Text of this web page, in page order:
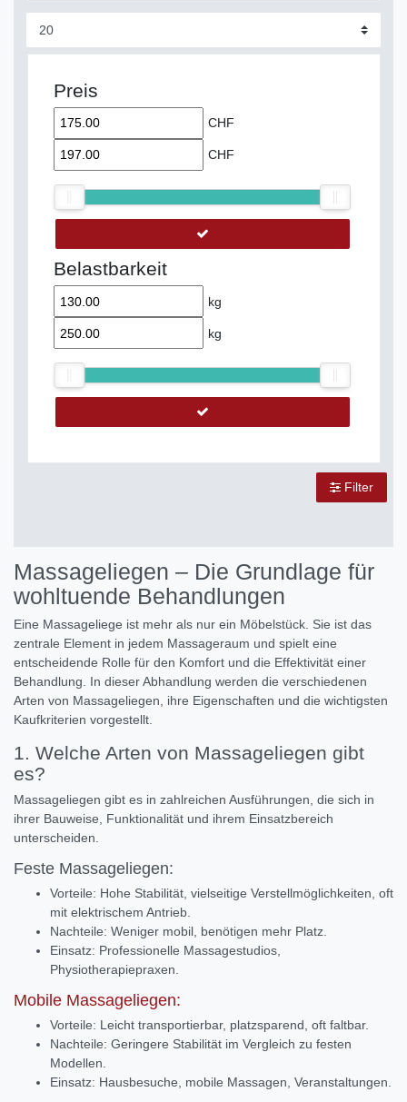
Preis
CHF
CHF
Belastbarkeit
kg
kg
Filter
Massageliegen – Die Grundlage für
wohltuende Behandlungen
Eine Massageliege ist mehr als nur ein Möbelstück. Sie ist das
zentrale Element in jedem Massageraum und spielt eine
entscheidende Rolle für den Komfort und die Effektivität einer
Behandlung. In dieser Abhandlung werden die verschiedenen
Arten von Massageliegen, ihre Eigenschaften und die wichtigsten
Kaufkriterien vorgestellt.
1. Welche Arten von Massageliegen gibt
es?
Massageliegen gibt es in zahlreichen Ausführungen, die sich in
ihrer Bauweise, Funktionalität und ihrem Einsatzbereich
unterscheiden.
Feste Massageliegen:
Vorteile: Hohe Stabilität, vielseitige Verstellmöglichkeiten, oft
mit elektrischem Antrieb.
Nachteile: Weniger mobil, benötigen mehr Platz.
Einsatz: Professionelle Massagestudios,
Physiotherapiepraxen.
Mobile Massageliegen:
Vorteile: Leicht transportierbar, platzsparend, oft faltbar.
Nachteile: Geringere Stabilität im Vergleich zu festen
Modellen.
Einsatz: Hausbesuche, mobile Massagen, Veranstaltungen.